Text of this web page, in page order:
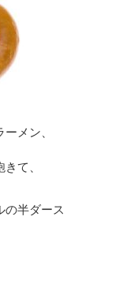
メン、
て、
の半ダース